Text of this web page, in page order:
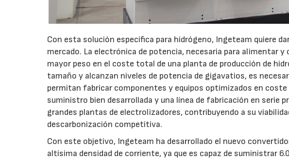
Con esta solución específica para hidrógeno, Ingeteam quiere
mercado. La electrónica de potencia, necesaria para alimentar
mayor peso en el coste total de una planta de producción de
tamaño y alcanzan niveles de potencia de gigavatios, es
permitan fabricar componentes y equipos optimizados en
suministro bien desarrollada y una línea de fabricación en serie
grandes plantas de electrolizadores, contribuyendo a su
descarbonización competitiva.
Con este objetivo, Ingeteam ha desarrollado el nuevo
altísima densidad de corriente, ya que es capaz de suministrar
23/